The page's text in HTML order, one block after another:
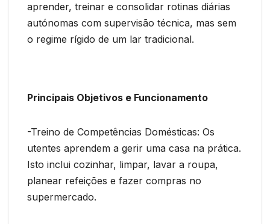
aprender, treinar e consolidar rotinas diárias
autónomas com supervisão técnica, mas sem
o regime rígido de um lar tradicional.
Principais Objetivos e Funcionamento
-Treino de Competências Domésticas: Os
utentes aprendem a gerir uma casa na prática.
Isto inclui cozinhar, limpar, lavar a roupa,
planear refeições e fazer compras no
supermercado.